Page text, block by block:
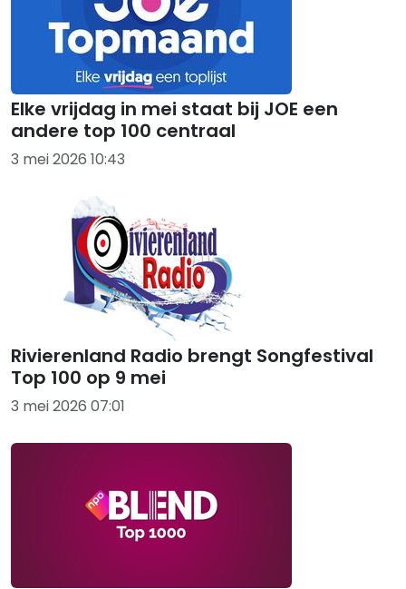
Elke vrijdag in mei staat bij JOE een
andere top 100 centraal
3 mei 2026 10:43
Rivierenland Radio brengt Songfestival
Top 100 op 9 mei
3 mei 2026 07:01